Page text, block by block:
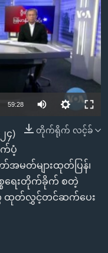
available
59:28
တိုက်ရိုက် လင့်ခ်
၄)
က်ပံ့
မတ်များထုတ်ပြန်၊
ရေးတိုက်ခိုက် စတဲ့
ထုတ်လွှင့်တင်ဆက်ပေး